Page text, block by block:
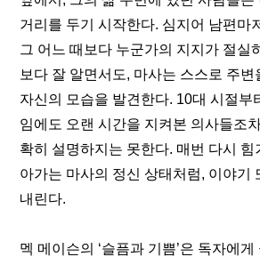
거리를 두기 시작한다. 심지어 남편마
그 어느 때보다 누군가의 지지가 절실
보다 잘 알면서도, 마사는 스스로 주변
자신의 모습을 발견한다. 10대 시절부
임에도 오랜 시간을 지켜본 의사들조
확히 설명하지는 못한다. 매번 다시 힘
아가는 마사의 정신 상태처럼, 이야기
내린다.
멕 메이슨의 ‘슬픔과 기쁨’은 독자에